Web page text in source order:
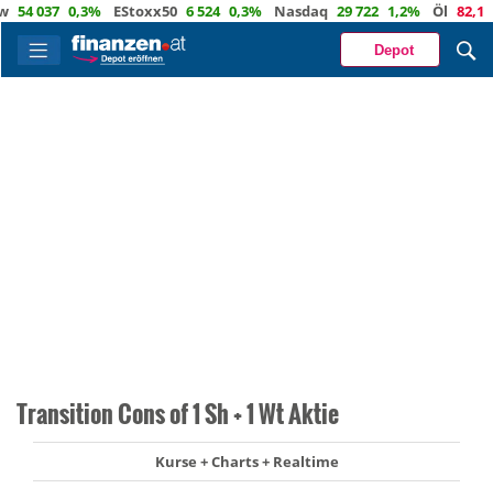
037 0,3% EStoxx50 6 524 0,3% Nasdaq 29 722 1,2% Öl 82,1 -
Depot
Transition Cons of 1 Sh + 1 Wt Aktie
Kurse + Charts + Realtime